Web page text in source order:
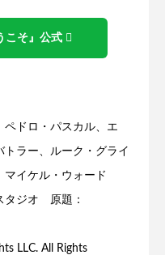
こそ』公式
ペドロ・パスカル、エ
ラー、ルーク・グライ
マイケル・ウォード
タジオ 原題：
LLC. All Rights